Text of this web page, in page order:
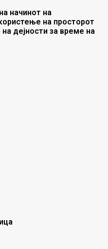
начинот на
на просторот
дејности за време на